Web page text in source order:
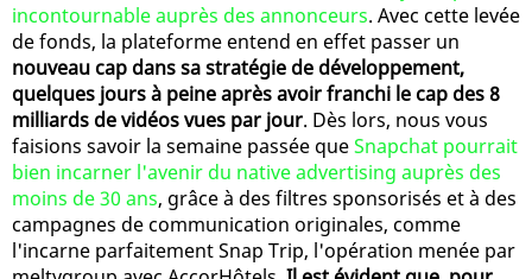
incontournable auprès des annonceurs. Avec cette levée
de fonds, la plateforme entend en effet passer un
nouveau cap dans sa stratégie de développement,
quelques jours à peine après avoir franchi le cap des 8
milliards de vidéos vues par jour. Dès lors, nous vous
faisions savoir la semaine passée queSnapchat pourrait
bien incarner l'avenir du native advertising auprès des
moins de 30 ans, grâce à des filtres sponsorisés et à des
campagnes de communication originales, comme
l'incarne parfaitement Snap Trip, l'opération menée par